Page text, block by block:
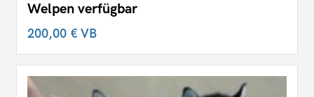
Welpen verfügbar
200,00 €VB